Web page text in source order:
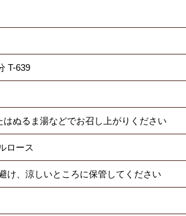
T-639
はぬるま湯などでお召し上がりください
ロース
け、涼しいところに保管してください